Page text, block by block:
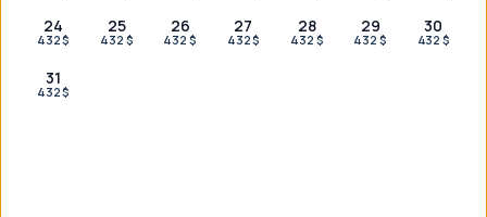
24
432 $
25
432 $
26
432 $
27
432 $
28
432 $
29
432 $
30
432 $
31
432 $